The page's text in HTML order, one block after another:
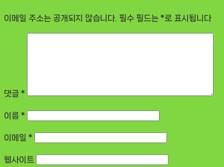
이메일 주소는 공개되지 않습니다. 필수 필드는 *로 표시됩니다
댓글 *
이름 *
이메일 *
웹사이트